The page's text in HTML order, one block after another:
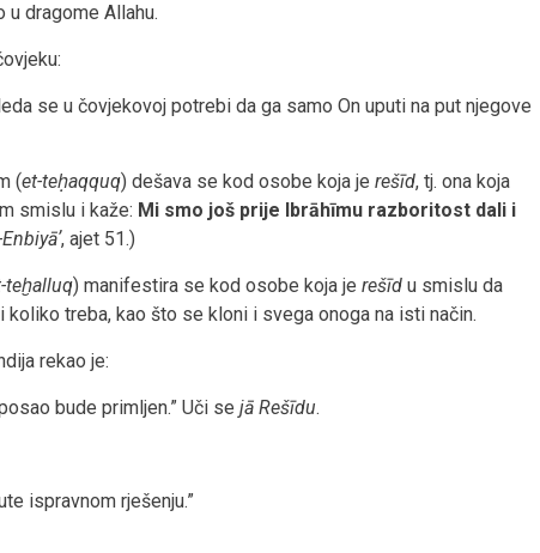
dragome Allahu.
se u čovjekovoj potrebi da ga samo On uputi na put njegove
(et-teḥaqquq) dešava se kod osobe koja je rešīd, tj. ona koja
smislu i kaže: Mi smo još prije Ibrāhīmu razboritost dali i
, ajet 51.)
teḫalluq) manifestira se kod osobe koja je rešīd u smislu da
treba, kao što se kloni i svega onoga na isti način.
rekao je:
bude primljen.” Uči se jā Rešīdu.
ispravnom rješenju.”